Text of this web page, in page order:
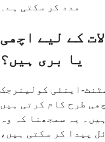
مدد کر سکتی ہے۔
کے لیے اچھی
یا بری ہیں؟
اینٹی کولینرجک
طرح کام کرتی ہیں
یہ سمجھنا کہ وہ
پیدا کر سکتی ہیں،